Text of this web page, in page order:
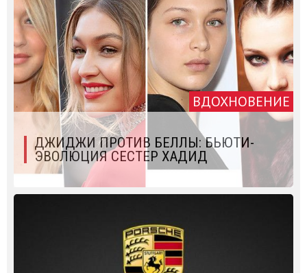
ВДОХНОВЕНИЕ
ДЖИДЖИ ПРОТИВ БЕЛЛЫ: БЬЮТИ-
ЭВОЛЮЦИЯ СЕСТЕР ХАДИД